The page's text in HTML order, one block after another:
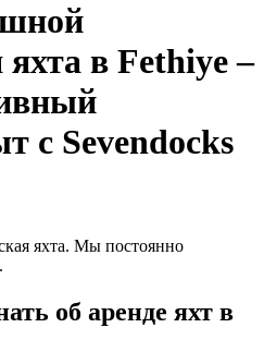
в Fethiye –
с Sevendocks
яхта. Мы постоянно
об аренде яхт в